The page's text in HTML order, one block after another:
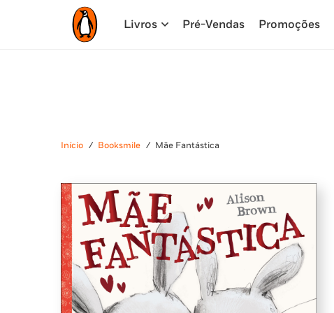
Livros Pré-Vendas Promoções
Início / Booksmile / Mãe Fantástica